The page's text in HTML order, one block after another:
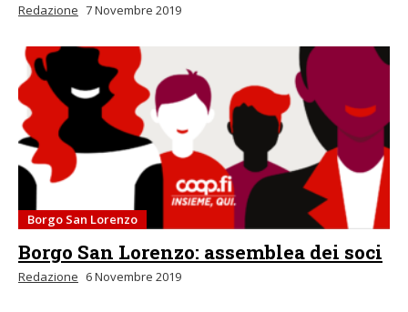
Redazione 7 Novembre 2019
Borgo San Lorenzo
Borgo San Lorenzo: assemblea dei soci
Redazione 6 Novembre 2019